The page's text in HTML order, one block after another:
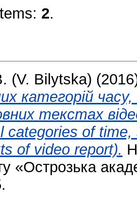
2.
(V. Bilytska)
категорій
текстах
categories of
of video report).
«Острозька